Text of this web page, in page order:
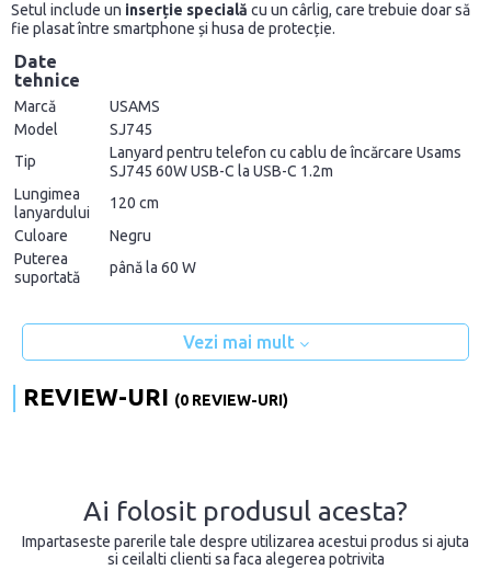
Setul include un inserție specială cu un cârlig, care trebuie doar să
fie plasat între smartphone și husa de protecție.
Date
tehnice
Marcă
USAMS
Model
SJ745
Tip
Lanyard pentru telefon cu cablu de încărcare Usams
SJ745 60W USB-C la USB-C 1.2m
Lungimea
lanyardului
120 cm
Culoare
Negru
Puterea
suportată
până la 60 W
Vezi mai mult
REVIEW-URI (0 REVIEW-URI)
Ai folosit produsul acesta?
Impartaseste parerile tale despre utilizarea acestui produs si ajuta
si ceilalti clienti sa faca alegerea potrivita